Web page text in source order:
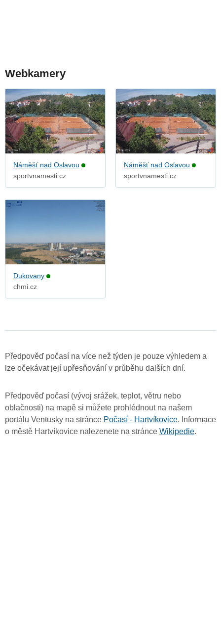
Webkamery
Náměšť nad Oslavou
sportvnamesti.cz
Náměšť nad Oslavou
sportvnamesti.cz
Dukovany
chmi.cz
Předpověď počasí na více než týden je pouze výhledem a
lze očekávat její upřesňování v průběhu dalších dní.
Předpověď počasí (vývoj srážek, teplot, větru nebo
oblačnosti) na mapě si můžete prohlédnout na našem
portálu Ventusky na stránce Počasí - Hartvíkovice. Informace
o městě Hartvíkovice nalezenete na stránce Wikipedie.